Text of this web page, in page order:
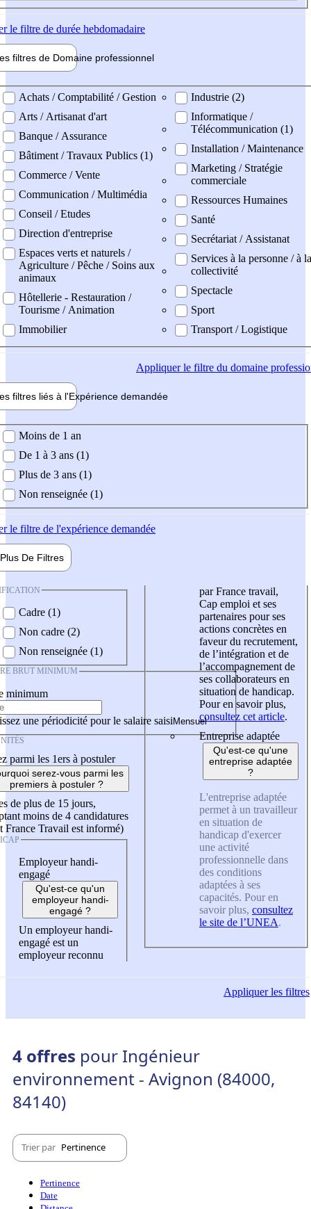
le filtre de durée hebdomadaire
filtres de Domaine professionnel
professionel
Achats / Comptabilité / Gestion
Arts / Artisanat d'art
Banque / Assurance
Bâtiment / Travaux Publics (1)
Commerce / Vente
Communication / Multimédia
Conseil / Etudes
Direction d'entreprise
Espaces verts et naturels /
Agriculture / Pêche / Soins aux
animaux
Hôtellerie - Restauration /
Tourisme / Animation
Immobilier
Industrie (2)
Informatique /
Télécommunication (1)
Installation / Maintenance
Marketing / Stratégie
commerciale
Ressources Humaines
Santé
Secrétariat / Assistanat
Services à la personne / à la
collectivité
Spectacle
Sport
Transport / Logistique
Appliquerle filtre du domaine
filtres liés à l'Expérience demandée
demandée
Moins de 1 an
De 1 à 3 ans (1)
Plus de 3 ans (1)
Non renseignée (1)
le filtre de l'expérience demandée
Plus De Filtres
Cadre (1)
Non cadre (2)
Non renseignée (1)
BRUT MINIMUM
minimum
une périodicité pour le salaire saisi
parmi les 1ers à postuler
serez-vous parmi les
premiers à postuler ?
de plus de 15 jours,
moins de 4 candidatures
France Travail est informé)
Employeur handi-
engagé
Qu'est-ce qu'un
employeur handi-
engagé ?
Un employeur handi-
engagé est un
employeur reconnu
par France travail,
Cap emploi et ses
partenaires pour ses
actions concrètes en
faveur du recrutement,
de l’intégration et de
l’accompagnement de
ses collaborateurs en
situation de handicap.
Pour en savoir plus,
consultez cet article.
Entreprise adaptée
Qu'est-ce qu'une
entreprise adaptée
?
L'entreprise adaptée
permet à un travailleur
en situation de
handicap d'exercer
une activité
professionnelle dans
des conditions
adaptées à ses
capacités. Pour en
savoir plus, consultez
le site de l’UNEA.
Appliquerles filtres
4 offres pour Ingénieur
environnement - Avignon (84000,
84140)
Trier par Pertinence
Pertinence
Date